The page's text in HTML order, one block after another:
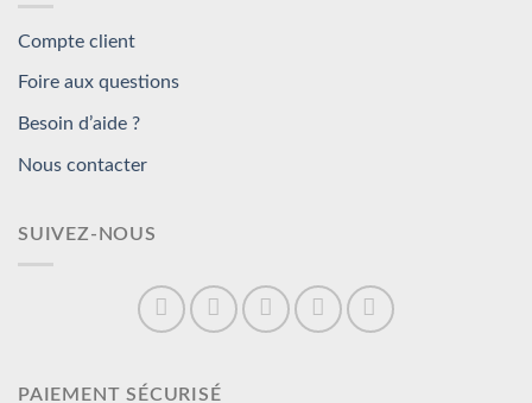
Compte client
Foire aux questions
Besoin d’aide ?
Nous contacter
SUIVEZ-NOUS
PAIEMENT SÉCURISÉ